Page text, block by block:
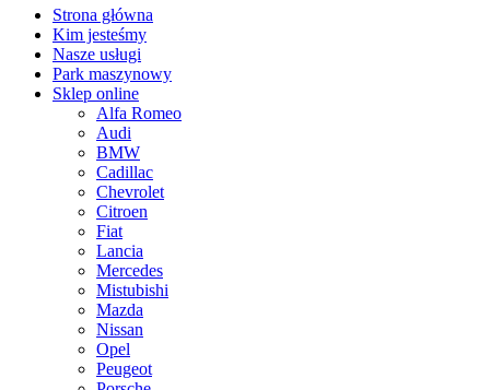
Strona główna
Kim jesteśmy
Nasze usługi
Park maszynowy
Sklep online
Alfa Romeo
Audi
BMW
Cadillac
Chevrolet
Citroen
Fiat
Lancia
Mercedes
Mistubishi
Mazda
Nissan
Opel
Peugeot